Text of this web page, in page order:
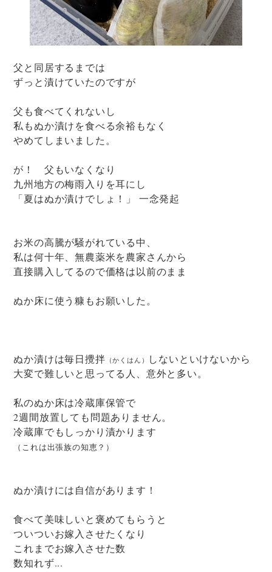
父と同居するまでは
ずっと漬けていたのですが
父も食べてくれないし
私もぬか漬けを食べる余裕もなく
やめてしまいました。
が！ 父もいなくなり
九州地方の梅雨入りを耳にし
「夏はぬか漬けでしょ！」 一念発起
お米の高騰が騒がれている中、
私は何十年、無農薬米を農家さんから
直接購入してるので価格は以前のまま
ぬか床に使う糠もお願いした。
ぬか漬けは毎日攪拌 （かくはん）
しないといけないから
大変で難しいと思ってる人、意外と多い。
私のぬか床は冷蔵庫保管で
2週間放置しても問題ありません。
冷蔵庫でもしっかり漬かります
（これは出張族の知恵？）
ぬか漬けには自信があります！
食べて美味しいと褒めてもらうと
ついついお嫁入させたくなり
これまでお嫁入させた数
数知れず...